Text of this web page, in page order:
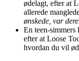
ødelagt, efter at
allerede
ønskede, var
En teen-
efter at Loose
hvordan du vil